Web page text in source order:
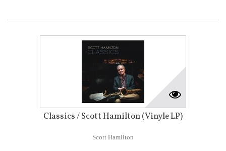
Classics / Scott Hamilton (Vinyle LP)
Scott Hamilton